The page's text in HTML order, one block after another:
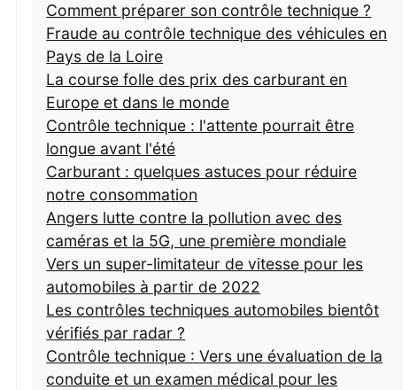
Comment préparer son contrôle technique ?
Fraude au contrôle technique des véhicules en
Pays de la Loire
La course folle des prix des carburant en
Europe et dans le monde
Contrôle technique : l'attente pourrait être
longue avant l'été
Carburant : quelques astuces pour réduire
notre consommation
Angers lutte contre la pollution avec des
caméras et la 5G, une première mondiale
Vers un super-limitateur de vitesse pour les
automobiles à partir de 2022
Les contrôles techniques automobiles bientôt
vérifiés par radar ?
Contrôle technique : Vers une évaluation de la
conduite et un examen médical pour les